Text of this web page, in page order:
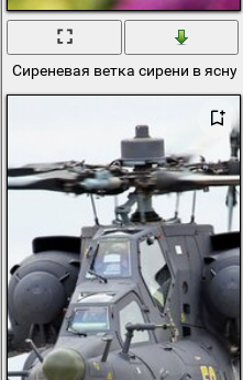
Сиреневая ветка сирени в